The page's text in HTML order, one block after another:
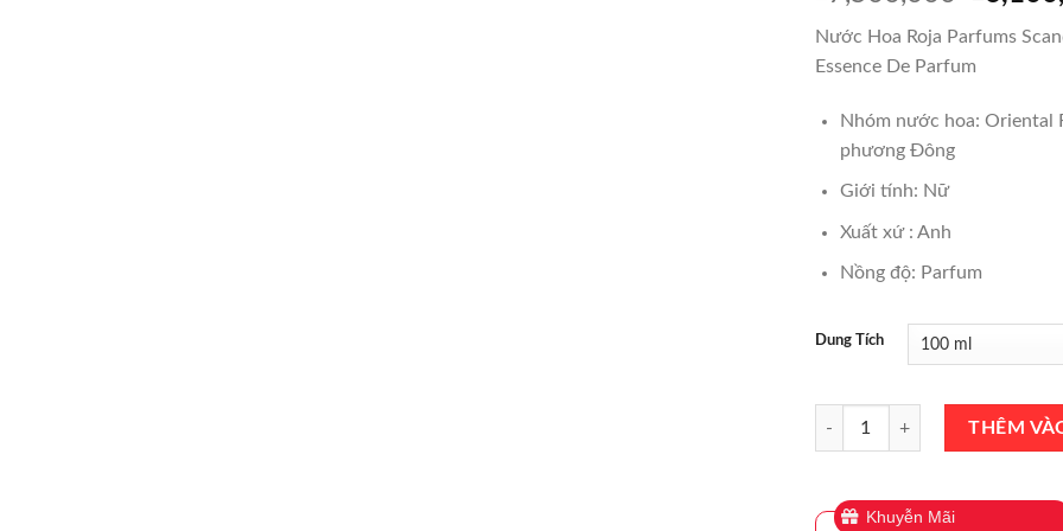
là:
Nước Hoa Roja Parfums
Essence De Parfum
Nhóm nước hoa: Oriental
phương Đông
Giới tính: Nữ
Xuất xứ : Anh
Nồng độ: Parfum
Dung Tích
Nước Hoa Roja Parfums Scandal
THÊM
Khuyễn Mãi